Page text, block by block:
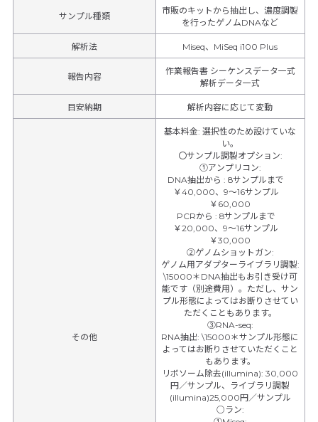
サンプル種類
市販のキットから抽出し、濃度調製
を行ったゲノムDNAなど
解析法 Miseq、MiSeq i100 Plus
報告内容
作業報告書 シーケンスデータ一式
解析データ一式
目安納期 解析内容に応じて変動
その他
基本料金:選択性のため設けていな
い。
〇サンプル調製オプション:
①アンプリコン:
DNA抽出から:8サンプルまで
￥40,000、9～16サンプル
￥60,000
PCRから : 8サンプルまで
￥20,000、9～16サンプル
￥30,000
②ゲノムショットガン:
ゲノム用アダプターライブラリ調製:
\15000＊DNA抽出もお引き受け可
能です（別途費用）。ただし、サン
プル形態によってはお断りさせてい
ただくこともあります。
③RNA-seq:
RNA抽出:\15000＊サンプル形態に
よってはお断りさせていただくこと
もあります。
リボソーム除去(illumina):30,000
円／サンプル、ライブラリ調製
(illumina)25,000円／サンプル
○ラン: